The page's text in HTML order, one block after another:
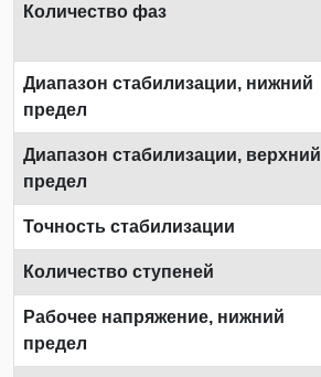
Количество фаз
Диапазон стабилизации, нижний
предел
Диапазон стабилизации, верхний
предел
Точность стабилизации
Количество ступеней
Рабочее напряжение, нижний
предел